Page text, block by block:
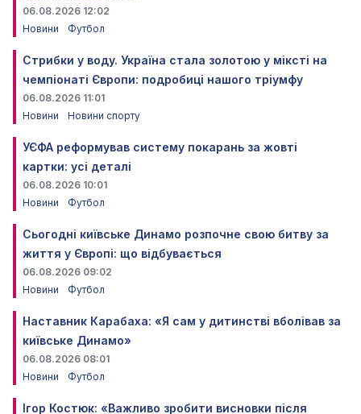
06.08.2026 12:02
Новини
Футбол
Стрибки у воду. Україна стала золотою у міксті на
чемпіонаті Європи: подробиці нашого тріумфу
06.08.2026 11:01
Новини
Новини спорту
УЄФА реформував систему покарань за жовті
картки: усі деталі
06.08.2026 10:01
Новини
Футбол
Сьогодні київське Динамо розпочне свою битву за
життя у Європі: що відбувається
06.08.2026 09:02
Новини
Футбол
Наставник Карабаха: «Я сам у дитинстві вболівав за
київське Динамо»
06.08.2026 08:01
Новини
Футбол
Ігор Костюк: «Важливо зробити висновки після